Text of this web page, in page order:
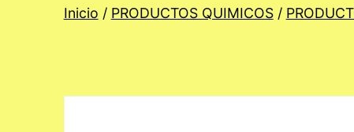
Inicio / PRODUCTOS QUIMICOS/